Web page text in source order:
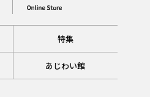
特集
あじわい館